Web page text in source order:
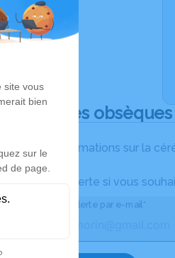
Déroulé des obsèques
Les informations sur la
Activez une alerte si vous
Recevoir une alerte par e-mail*